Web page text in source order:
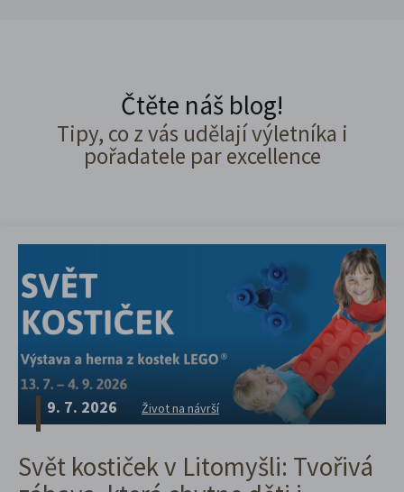
Čtěte náš blog!
Tipy, co z vás udělají výletníka i
pořadatele par excellence
9. 7. 2026 Život na návrší
Svět kostiček v Litomyšli: Tvořivá